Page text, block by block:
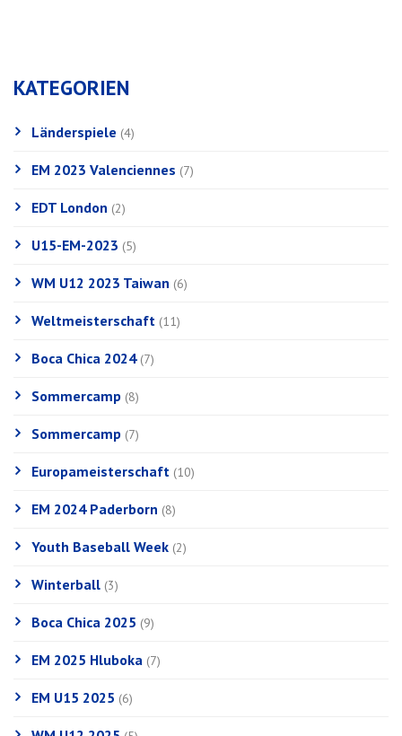
KATEGORIEN
Länderspiele (4)
EM 2023 Valenciennes (7)
EDT London (2)
U15-EM-2023 (5)
WM U12 2023 Taiwan (6)
Weltmeisterschaft (11)
Boca Chica 2024(7)
Sommercamp (8)
Sommercamp (7)
Europameisterschaft (10)
EM 2024 Paderborn (8)
Youth Baseball Week (2)
Winterball (3)
Boca Chica 2025 (9)
EM 2025 Hluboka (7)
EM U15 2025 (6)